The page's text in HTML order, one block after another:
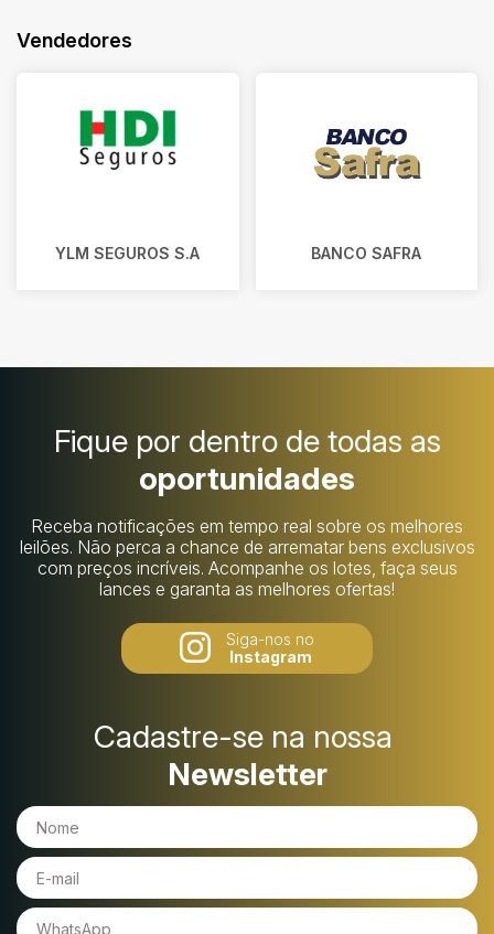
Vendedores
YLM SEGUROS S.A BANCO SAFRA
Fique por dentro de todas as
oportunidades
Receba notificações em tempo real sobre os melhores
leilões. Não perca a chance de arrematar bens exclusivos
com preços incríveis. Acompanhe os lotes, faça seus
lances e garanta as melhores ofertas!
Siga-nos no
Instagram
Cadastre-se na nossa
Newsletter